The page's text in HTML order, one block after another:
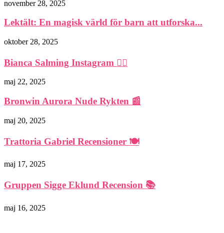
november 28, 2025
Lektält: En magisk värld för barn att utforska...
oktober 28, 2025
Bianca Salming Instagram 🏃‍♀️
maj 22, 2025
Bronwin Aurora Nude Rykten 📰
maj 20, 2025
Trattoria Gabriel Recensioner 🍽️
maj 17, 2025
Gruppen Sigge Eklund Recension 📚
maj 16, 2025